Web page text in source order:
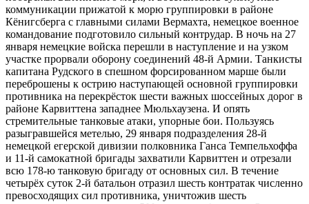
коммуникации прижатой к морю группировки в районе
Кёнигсберга с главными силами Вермахта, немецкое военное
командование подготовило сильный контрудар. В ночь на 27
января немецкие войска перешли в наступление и на узком
участке прорвали оборону соединений 48-й Армии. Танкисты
капитана Рудского в спешном форсированном марше были
переброшены к острию наступающей основной группировки
противника на перекрёсток шести важных шоссейных дорог в
районе Карвиттена западнее Мюльхаузена. И опять
стремительные танковые атаки, упорные бои. Пользуясь
разыгравшейся метелью, 29 января подразделения 28-й
немецкой егерской дивизии полковника Ганса Темпельхоффа
и 11-й самокатной бригады захватили Карвиттен и отрезали
всю 178-ю танковую бригаду от основных сил. В течение
четырёх суток 2-й батальон отразил шесть контратак численно
превосходящих сил противника, уничтожив шесть